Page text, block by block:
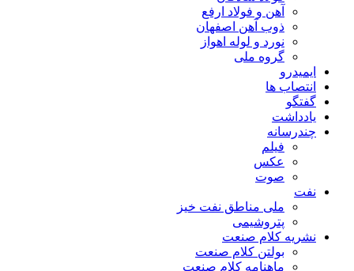
آهن و فولاد ارفع
ذوب آهن اصفهان
نورد و لوله اهواز
گروه ملی
ایمیدرو
انتصاب ها
گفتگو
یادداشت
چندرسانه
فیلم
عکس
صوت
نفت
ملی مناطق نفت خیز
پتروشیمی
نشریه کلام صنعت
بولتن کلام صنعت
ماهنامه کلام صنعت